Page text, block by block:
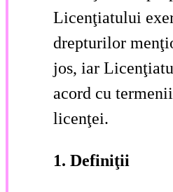
Licenţiatului
drepturilor
jos, iar
acord cu
licenţei.
1. Definiţii